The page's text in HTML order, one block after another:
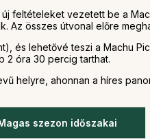
feltételeket vezetett be a
Az összes útvonal előre
lehetővé teszi a Machu
2 óra 30 percig tarthat.
helyre, ahonnan a híres
szezon időszakai